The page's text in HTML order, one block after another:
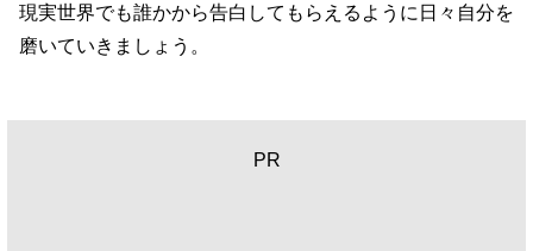
現実世界でも誰かから告白してもらえるように日々自分を
磨いていきましょう。
PR